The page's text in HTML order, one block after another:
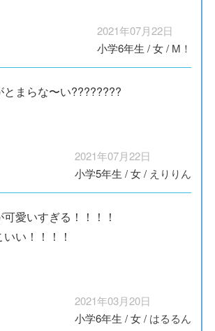
2021年07月22日
小学6年生 /女/ M！
とまらな〜い????????
2021年07月22日
小学5年生 /女/ えりりん
愛いすぎる！！！！
い！！！！
2021年03月20日
小学6年生 /女/ はるるん